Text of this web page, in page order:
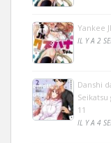
Yankee
IL Y A 2
Danshi
11
IL Y A 4